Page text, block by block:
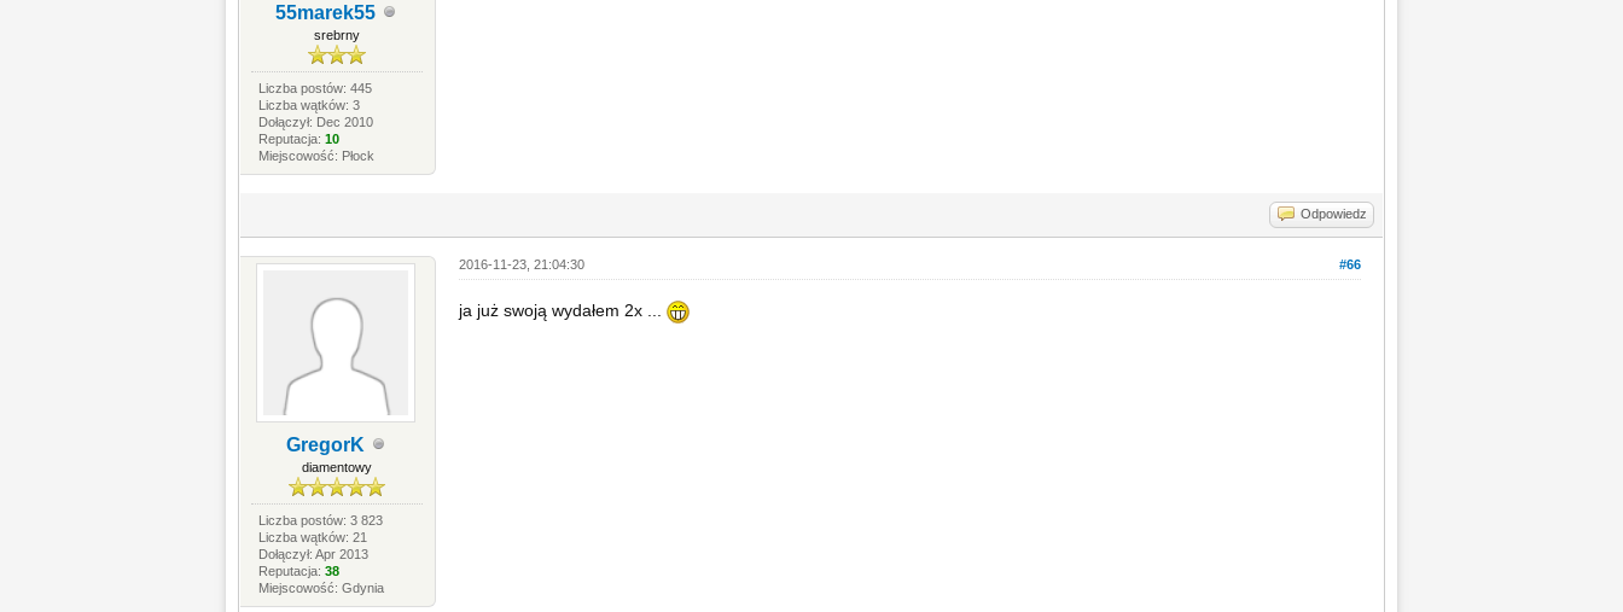
55marek55
srebrny
Liczba postów: 445
Liczba wątków: 3
Dołączył: Dec 2010
Reputacja:10
Miejscowość: Płock
Odpowiedz
GregorK
diamentowy
Liczba postów: 3 823
Liczba wątków: 21
Dołączył: Apr 2013
Reputacja:38
Miejscowość: Gdynia
#66
2016-11-23, 21:04:30
ja już swoją wydałem 2x ...